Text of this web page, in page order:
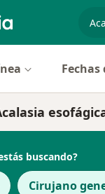
buscando?
Cirujano